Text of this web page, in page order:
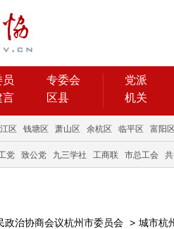
员
专委会
言 区县
党派
机关
区 钱塘区 萧山区 余杭区 临平区 富阳
党 致公党 九三学社 工商联 市总工会
政治协商会议杭州市委员会 > 城市杭